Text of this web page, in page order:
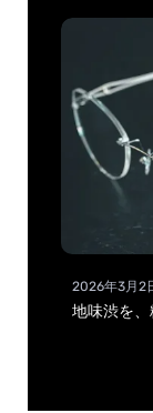
2026年3月2
地味渋を、